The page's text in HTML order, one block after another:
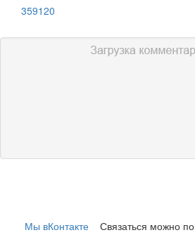
359120
Мы вКонтакте Связаться можно по